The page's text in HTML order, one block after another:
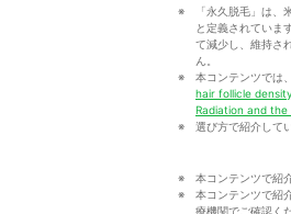
「永久脱毛」は
と定義されていま
て減少し、維持さ
ん。
本コンテンツでは
hair follicle
Radiation and the
選び方で紹介して
本コンテンツで紹
本コンテンツで紹
療機関でご確認く